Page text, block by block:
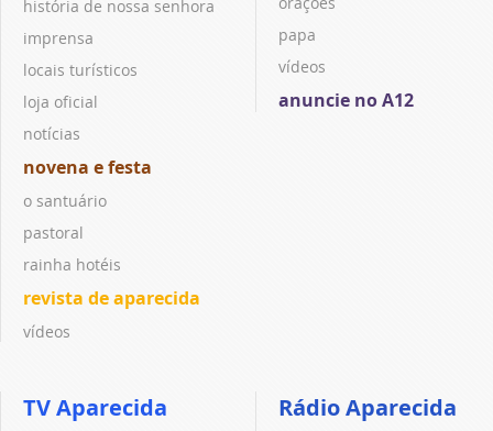
história de nossa senhora
imprensa
locais turísticos
loja oficial
notícias
novena e festa
o santuário
pastoral
rainha hotéis
revista de aparecida
vídeos
papa
vídeos
anuncie no A12
TV Aparecida Rádio Aparecida